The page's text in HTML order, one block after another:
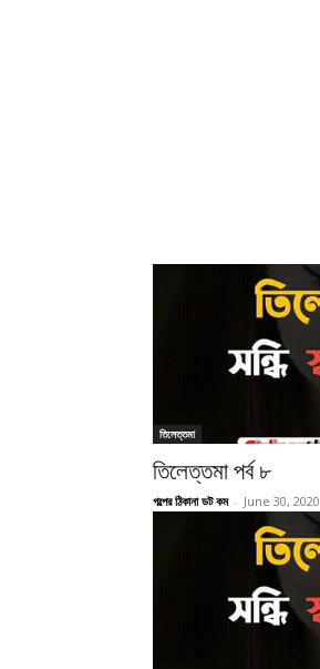
তিলেত্তমা
তিলেত্তমা পর্ব ৮
গল্পের ঠিকানা ডট কম - June 30, 2020